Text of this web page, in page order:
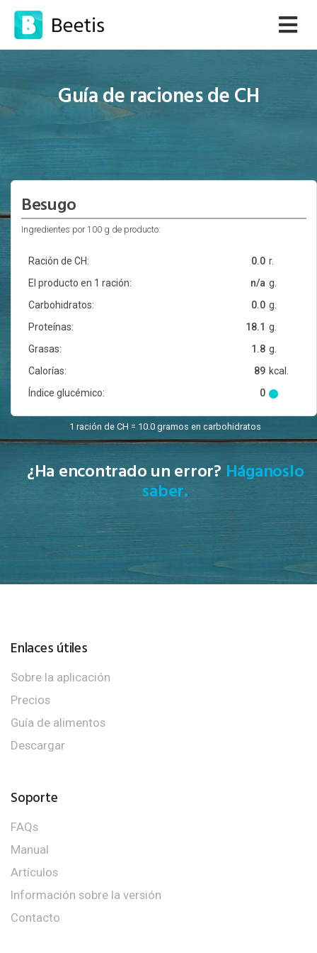
Guía de raciones de CH
Besugo
Ingredientes por 100 g de producto:
Ración de CH: r.
0.0
El producto en 1 ración:
g.
n/a
Carbohidratos:
g.
0.0
Proteínas:
g.
18.1
Grasas:
g.
1.8
Calorías:
kcal.
89
Índice glucémico:
0
1 ración de CH = 10.0 gramos en carbohidratos
¿Ha encontrado un error? Háganoslo
saber.
Enlaces útiles
Sobre la aplicación
Precios
Guía de alimentos
Descargar
Soporte
FAQs
Manual
Artículos
Información sobre la versión
Contacto